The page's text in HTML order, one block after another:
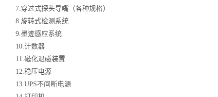
7.穿过式探头导嘴（各种规格）
8.旋转式检测系统
9.墨迹感应系统
10.计数器
11.磁化退磁装置
12.稳压电源
13.UPS不间断电源